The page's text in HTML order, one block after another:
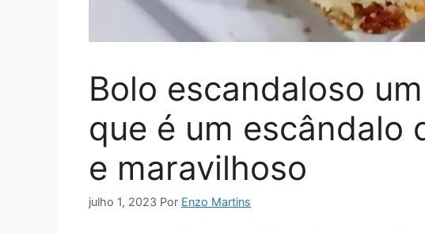
Bolo escandaloso
que é um escândalo
e maravilhoso
julho 1, 2023 Por Enzo Martins